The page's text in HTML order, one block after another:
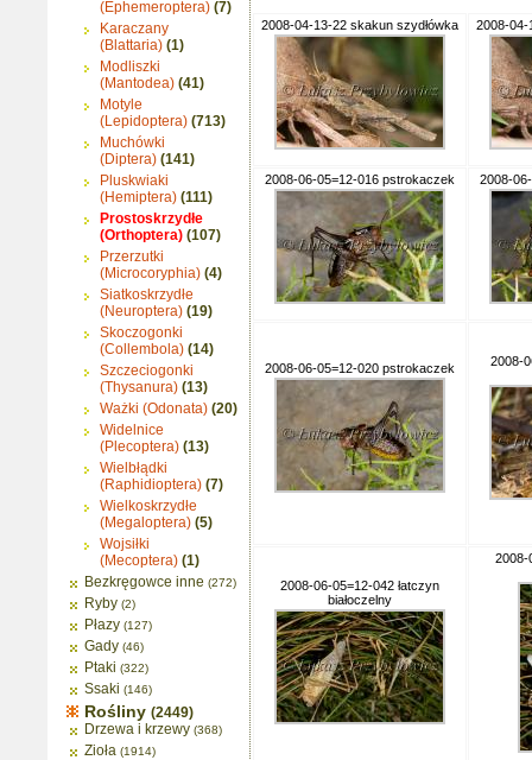
(Ephemeroptera) (7)
Karaczany
(Blattaria) (1)
Modliszki
(Mantodea) (41)
Motyle
(Lepidoptera) (713)
Muchówki
(Diptera) (141)
Pluskwiaki
(Hemiptera) (111)
Prostoskrzydłe
(Orthoptera) (107)
Przerzutki
(Microcoryphia) (4)
Siatkoskrzydłe
(Neuroptera) (19)
Skoczogonki
(Collembola) (14)
Szczeciogonki
(Thysanura) (13)
Ważki (Odonata) (20)
Widelnice
(Plecoptera) (13)
Wielbłądki
(Raphidioptera) (7)
Wielkoskrzydłe
(Megaloptera) (5)
Wojsiłki
(Mecoptera) (1)
Bezkręgowce inne (272)
Ryby (2)
Płazy (127)
Gady (46)
Ptaki (322)
Ssaki (146)
Rośliny (2449)
Drzewa i krzewy (368)
Zioła (1914)
2008-04-13-22 skakun szydłówka 2008-04-
2008-06-05=12-016 pstrokaczek 2008-
2008-06-05=12-020 pstrokaczek 2008-
2008-06-05=12-042 łatczyn
białoczelny
2008-